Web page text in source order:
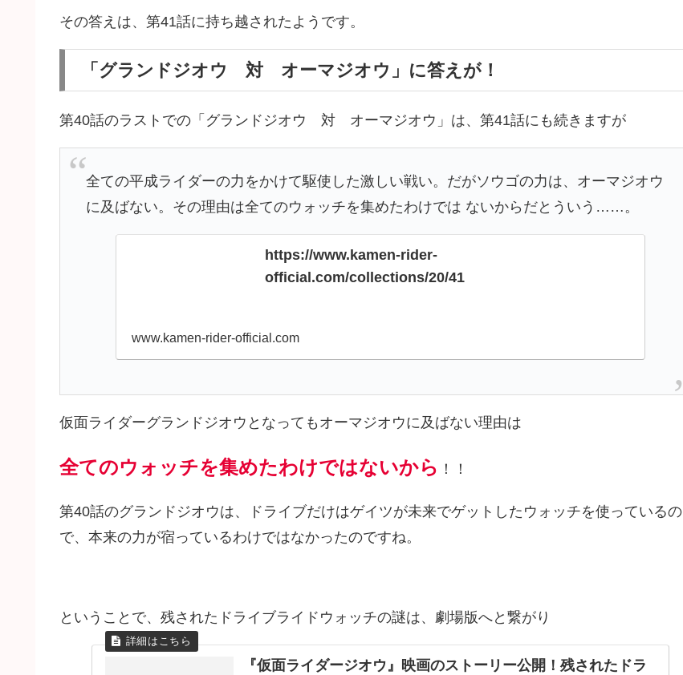
その答えは、第41話に持ち越されたようです。
「グランドジオウ 対 オーマジオウ」に答えが！
第40話のラストでの「グランドジオウ 対 オーマジオウ」は、第41話にも続きますが
全ての平成ライダーの力をかけて駆使した激しい戦い。だがソウゴの力は、オーマジオウ
に及ばない。その理由は全てのウォッチを集めたわけでは ないからだとういう……。
https://www.kamen-rider-
official.com/collections/20/41
www.kamen-rider-official.com
仮面ライダーグランドジオウとなってもオーマジオウに及ばない理由は
全てのウォッチを集めたわけではないから ！！
第40話のグランドジオウは、ドライブだけはゲイツが未来でゲットしたウォッチを使っているの
で、本来の力が宿っているわけではなかったのですね。
ということで、残されたドライブライドウォッチの謎は、劇場版へと繋がり
『仮面ライダージオウ』映画のストーリー公開！残されたドラ